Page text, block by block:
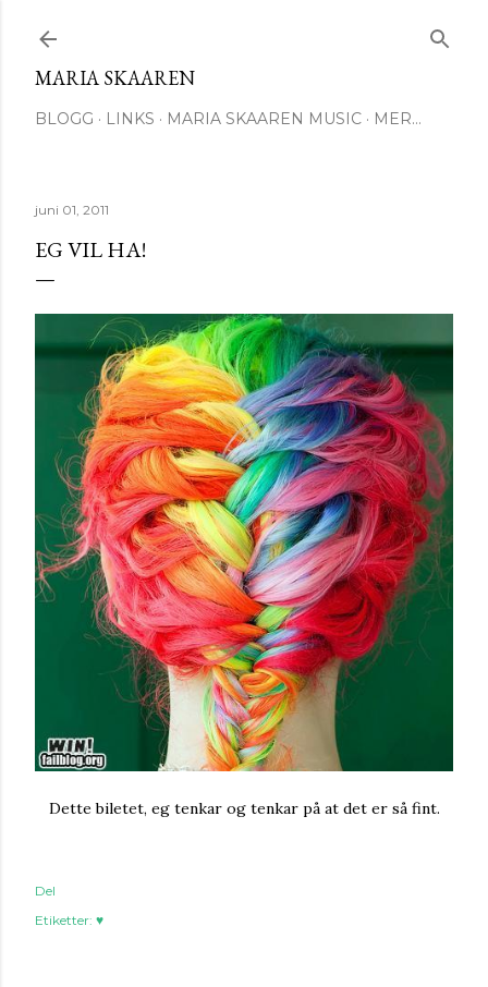
MARIA SKAAREN
BLOGG LINKS MARIA SKAAREN MUSIC MER…
juni 01, 2011
EG VIL HA!
Dette biletet, eg tenkar og tenkar på at det er så fint.
Del
Etiketter: ♥